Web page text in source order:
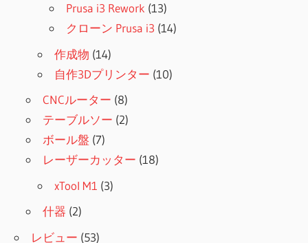
Prusa i3 Rework (13)
クローン Prusa i3 (14)
作成物 (14)
自作3Dプリンター (10)
CNCルーター (8)
テーブルソー (2)
ボール盤 (7)
レーザーカッター (18)
xTool M1 (3)
什器 (2)
レビュー (53)